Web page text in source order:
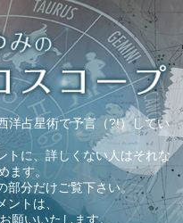
洋占星術で予言（?!）してい
トに、詳しくない人はそれな
ます。
部分だけご覧下さい。
ントは、
願いいたします。